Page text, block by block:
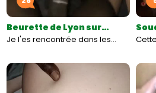
Beurette de Lyon sur…
Je l'es rencontrée dans les…